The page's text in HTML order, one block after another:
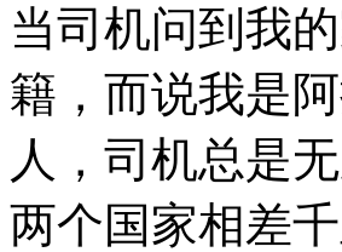
当司机问到我
籍，而说我是
人，司机总是
两个国家相差